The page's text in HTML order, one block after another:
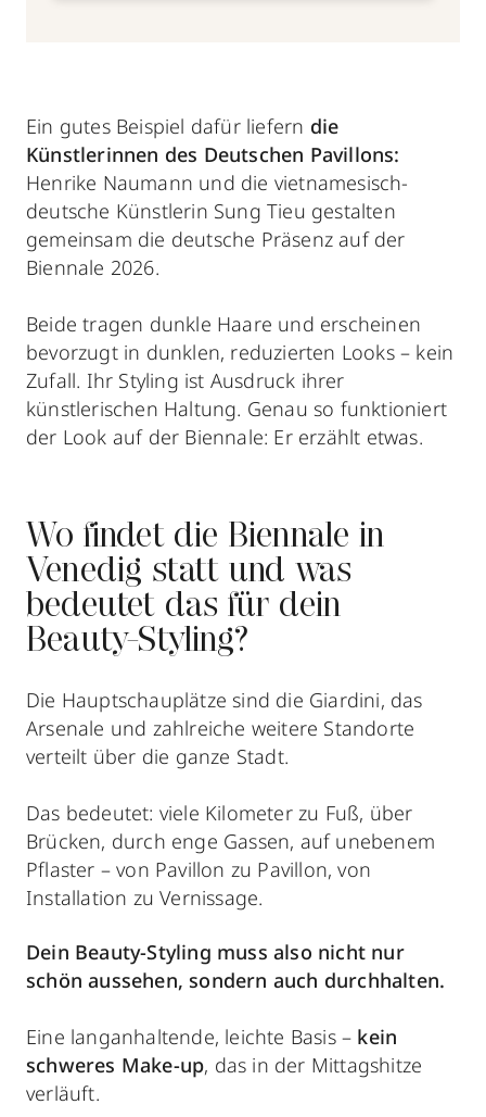
Ein gutes Beispiel dafür liefern die
Künstlerinnen des Deutschen Pavillons:
Henrike Naumann und die vietnamesisch-
deutsche Künstlerin Sung Tieu gestalten
gemeinsam die deutsche Präsenz auf der
Biennale 2026.
Beide tragen dunkle Haare und erscheinen
bevorzugt in dunklen, reduzierten Looks – kein
Zufall. Ihr Styling ist Ausdruck ihrer
künstlerischen Haltung. Genau so funktioniert
der Look auf der Biennale: Er erzählt etwas.
Wo findet die Biennale in
Venedig statt und was
bedeutet das für dein
Beauty-Styling?
Die Hauptschauplätze sind die Giardini, das
Arsenale und zahlreiche weitere Standorte
verteilt über die ganze Stadt.
Das bedeutet: viele Kilometer zu Fuß, über
Brücken, durch enge Gassen, auf unebenem
Pflaster – von Pavillon zu Pavillon, von
Installation zu Vernissage.
Dein Beauty-Styling muss also nicht nur
schön aussehen, sondern auch durchhalten.
Eine langanhaltende, leichte Basis – kein
schweres Make-up, das in der Mittagshitze
verläuft.